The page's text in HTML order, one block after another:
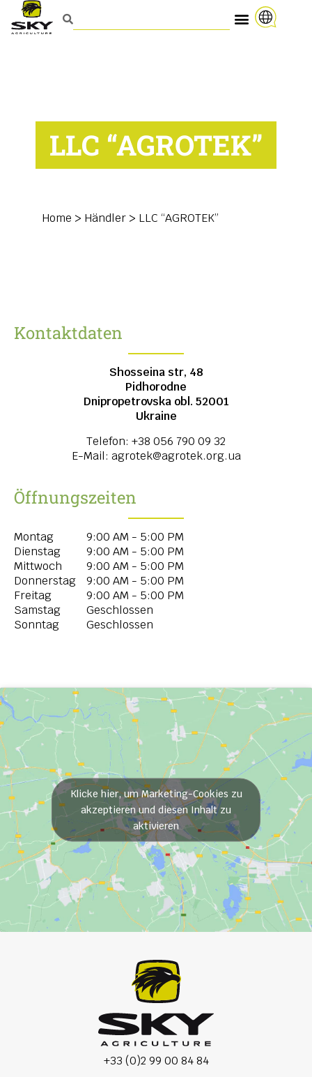
LLC “AGROTEK”
Home > Händler > LLC “AGROTEK”
Kontaktdaten
Shosseina str, 48
Pidhorodne
Dnipropetrovska obl. 52001
Ukraine
Telefon: +38 056 790 09 32
E-Mail: agrotek@agrotek.org.ua
Öffnungszeiten
Montag
9:00 AM - 5:00 PM
Dienstag
9:00 AM - 5:00 PM
Mittwoch
9:00 AM - 5:00 PM
Donnerstag
9:00 AM - 5:00 PM
Freitag
9:00 AM - 5:00 PM
Samstag
Geschlossen
Sonntag
Geschlossen
Klicke hier, um Marketing-Cookies zu
akzeptieren und diesen Inhalt zu
aktivieren
+33 (0)2 99 00 84 84